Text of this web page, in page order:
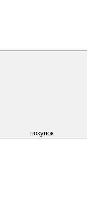
покупок